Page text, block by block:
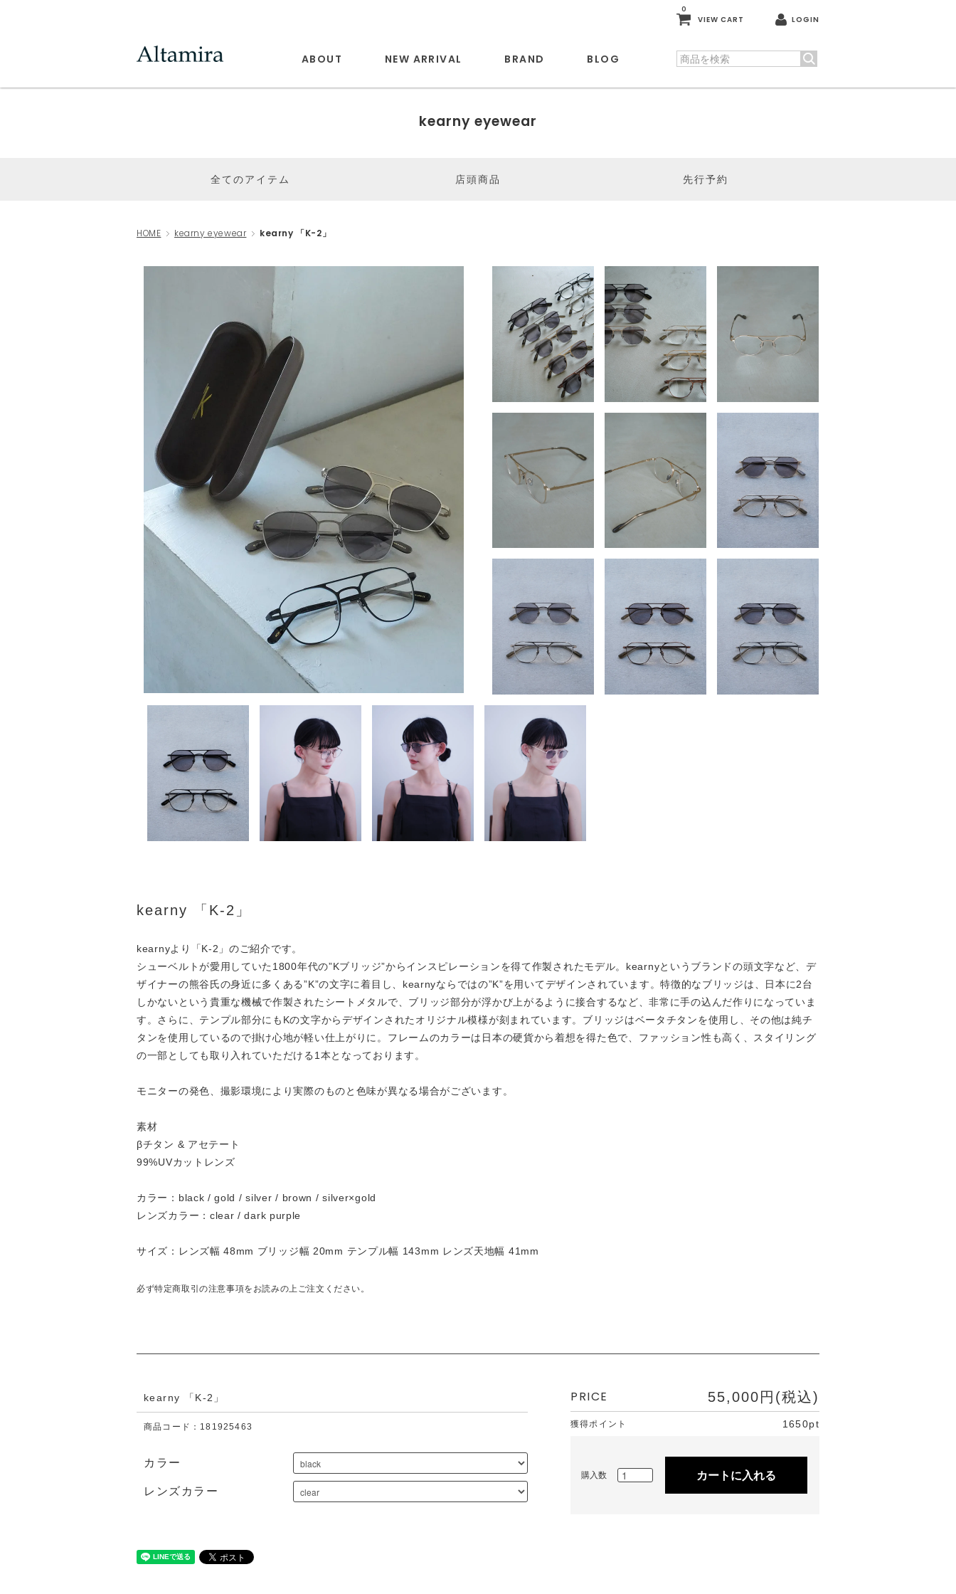
0
VIEW CART LOGIN
ABOUT NEW ARRIVAL BRAND BLOG
kearny eyewear
全てのアイテム 店頭商品 先行予約
HOME kearny eyewear kearny 「K-2」
kearny 「K-2」
kearnyより「K-2」のご紹介です。
シューベルトが愛用していた1800年代の”Kブリッジ”からインスピレーションを得て作製されたモデル。kearnyというブランドの頭文字など、デ
ザイナーの熊谷氏の身近に多くある”K”の文字に着目し、kearnyならではの”K”を用いてデザインされています。特徴的なブリッジは、日本に2台
しかないという貴重な機械で作製されたシートメタルで、ブリッジ部分が浮かび上がるように接合するなど、非常に手の込んだ作りになっていま
す。さらに、テンプル部分にもKの文字からデザインされたオリジナル模様が刻まれています。ブリッジはベータチタンを使用し、その他は純チ
タンを使用しているので掛け心地が軽い仕上がりに。フレームのカラーは日本の硬貨から着想を得た色で、ファッション性も高く、スタイリング
の一部としても取り入れていただける1本となっております。
モニターの発色、撮影環境により実際のものと色味が異なる場合がございます。
素材
βチタン & アセテート
99%UVカットレンズ
カラー：black / gold / silver / brown / silver×gold
レンズカラー：clear / dark purple
サイズ：レンズ幅 48mm ブリッジ幅 20mm テンプル幅 143mm レンズ天地幅 41mm
必ず特定商取引の注意事項をお読みの上ご注文ください。
kearny 「K-2」
商品コード：181925463
カラー
レンズカラー
PRICE 55,000円(税込)
獲得ポイント 1650pt
購入数 カートに入れる